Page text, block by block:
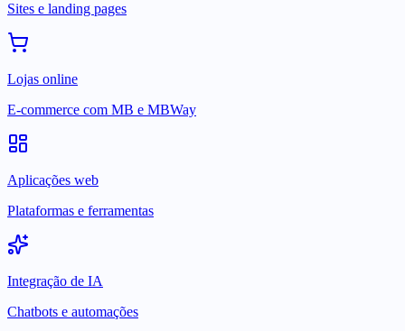
Sites e landing pages
Lojas online
E-commerce com MB e MBWay
Aplicações web
Plataformas e ferramentas
Integração de IA
Chatbots e automações